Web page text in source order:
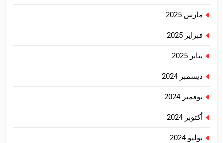
مارس 2025
فبراير 2025
يناير 2025
ديسمبر 2024
نوفمبر 2024
أكتوبر 2024
يوليو 2024